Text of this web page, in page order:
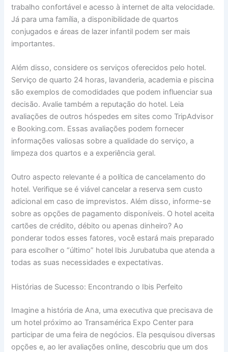
trabalho confortável e acesso à internet de alta velocidade.
Já para uma família, a disponibilidade de quartos
conjugados e áreas de lazer infantil podem ser mais
importantes.
Além disso, considere os serviços oferecidos pelo hotel.
Serviço de quarto 24 horas, lavanderia, academia e piscina
são exemplos de comodidades que podem influenciar sua
decisão. Avalie também a reputação do hotel. Leia
avaliações de outros hóspedes em sites como TripAdvisor
e Booking.com. Essas avaliações podem fornecer
informações valiosas sobre a qualidade do serviço, a
limpeza dos quartos e a experiência geral.
Outro aspecto relevante é a política de cancelamento do
hotel. Verifique se é viável cancelar a reserva sem custo
adicional em caso de imprevistos. Além disso, informe-se
sobre as opções de pagamento disponíveis. O hotel aceita
cartões de crédito, débito ou apenas dinheiro? Ao
ponderar todos esses fatores, você estará mais preparado
para escolher o “último” hotel Ibis Jurubatuba que atenda a
todas as suas necessidades e expectativas.
Histórias de Sucesso: Encontrando o Ibis Perfeito
Imagine a história de Ana, uma executiva que precisava de
um hotel próximo ao Transamérica Expo Center para
participar de uma feira de negócios. Ela pesquisou diversas
opções e, ao ler avaliações online, descobriu que um dos